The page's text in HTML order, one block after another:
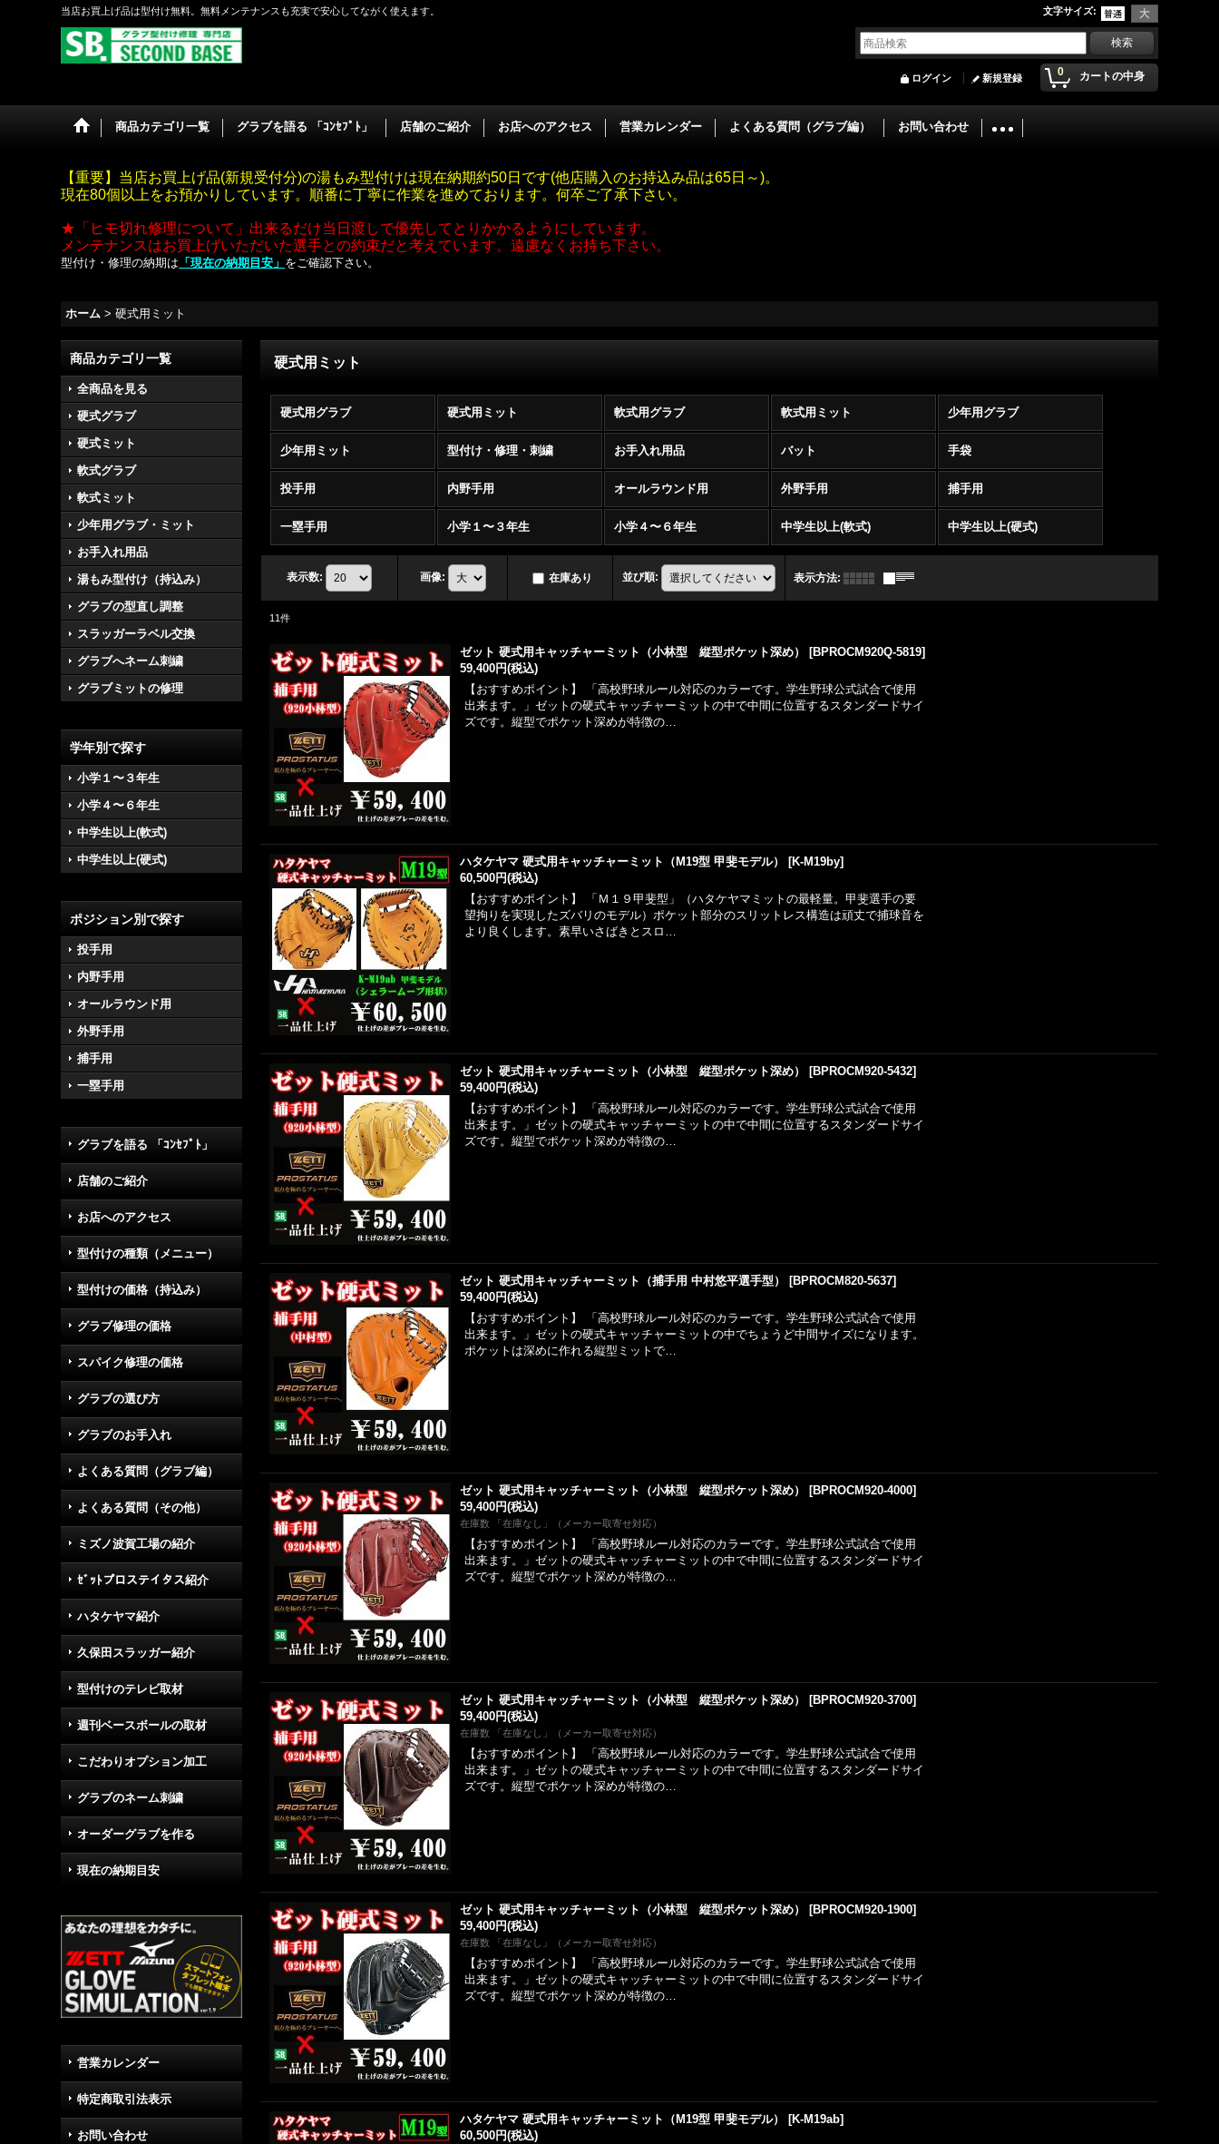
当店お買上げ品は型付け無料。無料メンテナンスも充実で安心してながく使えます。 文字サイズ:
0 カートの中身
ログイン 新規登録
商品カテゴリ一覧 グラブを語る 「ｺﾝｾﾌﾟﾄ」 店舗のご紹介 お店へのアクセス 営業カレンダー よくある質問（グラブ編） お問い合わせ
【重要】当店お買上げ品(新規受付分)の湯もみ型付けは現在納期約50日です(他店購入のお持込み品は65日～)。
現在80個以上をお預かりしています。順番に丁寧に作業を進めております。何卒ご了承下さい。
★「ヒモ切れ修理について」出来るだけ当日渡しで優先してとりかかるようにしています。
メンテナンスはお買上げいただいた選手との約束だと考えています。遠慮なくお持ち下さい。
型付け・修理の納期は 「現在の納期目安」 をご確認下さい。
ホーム > 硬式用ミット
商品カテゴリ一覧
全商品を見る
硬式グラブ
硬式ミット
軟式グラブ
軟式ミット
少年用グラブ・ミット
お手入れ用品
湯もみ型付け（持込み）
グラブの型直し調整
スラッガーラベル交換
グラブへネーム刺繍
グラブミットの修理
学年別で探す
小学１〜３年生
小学４〜６年生
中学生以上(軟式)
中学生以上(硬式)
ポジション別で探す
投手用
内野手用
オールラウンド用
外野手用
捕手用
一塁手用
グラブを語る 「ｺﾝｾﾌﾟﾄ」
店舗のご紹介
お店へのアクセス
型付けの種類（メニュー）
型付けの価格（持込み）
グラブ修理の価格
スパイク修理の価格
グラブの選び方
グラブのお手入れ
よくある質問（グラブ編）
よくある質問（その他）
ミズノ波賀工場の紹介
ｾﾞｯﾄプロステイタス紹介
ハタケヤマ紹介
久保田スラッガー紹介
型付けのテレビ取材
週刊ベースボールの取材
こだわりオプション加工
グラブのネーム刺繍
オーダーグラブを作る
現在の納期目安
営業カレンダー
特定商取引法表示
お問い合わせ
硬式用ミット
硬式用グラブ 硬式用ミット 軟式用グラブ 軟式用ミット 少年用グラブ
少年用ミット 型付け・修理・刺繍 お手入れ用品 バット 手袋
投手用 内野手用 オールラウンド用 外野手用 捕手用
一塁手用 小学１〜３年生 小学４〜６年生 中学生以上(軟式) 中学生以上(硬式)
表示数: 画像: 在庫あり 並び順: 表示方法:
11件
ゼット 硬式用キャッチャーミット（小林型 縦型ポケット深め） [BPROCM920Q-5819]
59,400円(税込)
【おすすめポイント】 「高校野球ルール対応のカラーです。学生野球公式試合で使用
出来ます。」ゼットの硬式キャッチャーミットの中で中間に位置するスタンダードサイ
ズです。縦型でポケット深めが特徴の…
ハタケヤマ 硬式用キャッチャーミット（M19型 甲斐モデル） [K-M19by]
60,500円(税込)
【おすすめポイント】 「Ｍ１９甲斐型」（ハタケヤマミットの最軽量。甲斐選手の要
望拘りを実現したズバリのモデル）ポケット部分のスリットレス構造は頑丈で捕球音を
より良くします。素早いさばきとスロ…
ゼット 硬式用キャッチャーミット（小林型 縦型ポケット深め） [BPROCM920-5432]
59,400円(税込)
【おすすめポイント】 「高校野球ルール対応のカラーです。学生野球公式試合で使用
出来ます。」ゼットの硬式キャッチャーミットの中で中間に位置するスタンダードサイ
ズです。縦型でポケット深めが特徴の…
ゼット 硬式用キャッチャーミット（捕手用 中村悠平選手型） [BPROCM820-5637]
59,400円(税込)
【おすすめポイント】 「高校野球ルール対応のカラーです。学生野球公式試合で使用
出来ます。」ゼットの硬式キャッチャーミットの中でちょうど中間サイズになります。
ポケットは深めに作れる縦型ミットで…
ゼット 硬式用キャッチャーミット（小林型 縦型ポケット深め） [BPROCM920-4000]
59,400円(税込)
在庫数 「在庫なし」（メーカー取寄せ対応）
【おすすめポイント】 「高校野球ルール対応のカラーです。学生野球公式試合で使用
出来ます。」ゼットの硬式キャッチャーミットの中で中間に位置するスタンダードサイ
ズです。縦型でポケット深めが特徴の…
ゼット 硬式用キャッチャーミット（小林型 縦型ポケット深め） [BPROCM920-3700]
59,400円(税込)
在庫数 「在庫なし」（メーカー取寄せ対応）
【おすすめポイント】 「高校野球ルール対応のカラーです。学生野球公式試合で使用
出来ます。」ゼットの硬式キャッチャーミットの中で中間に位置するスタンダードサイ
ズです。縦型でポケット深めが特徴の…
ゼット 硬式用キャッチャーミット（小林型 縦型ポケット深め） [BPROCM920-1900]
59,400円(税込)
在庫数 「在庫なし」（メーカー取寄せ対応）
【おすすめポイント】 「高校野球ルール対応のカラーです。学生野球公式試合で使用
出来ます。」ゼットの硬式キャッチャーミットの中で中間に位置するスタンダードサイ
ズです。縦型でポケット深めが特徴の…
ハタケヤマ 硬式用キャッチャーミット（M19型 甲斐モデル） [K-M19ab]
60,500円(税込)